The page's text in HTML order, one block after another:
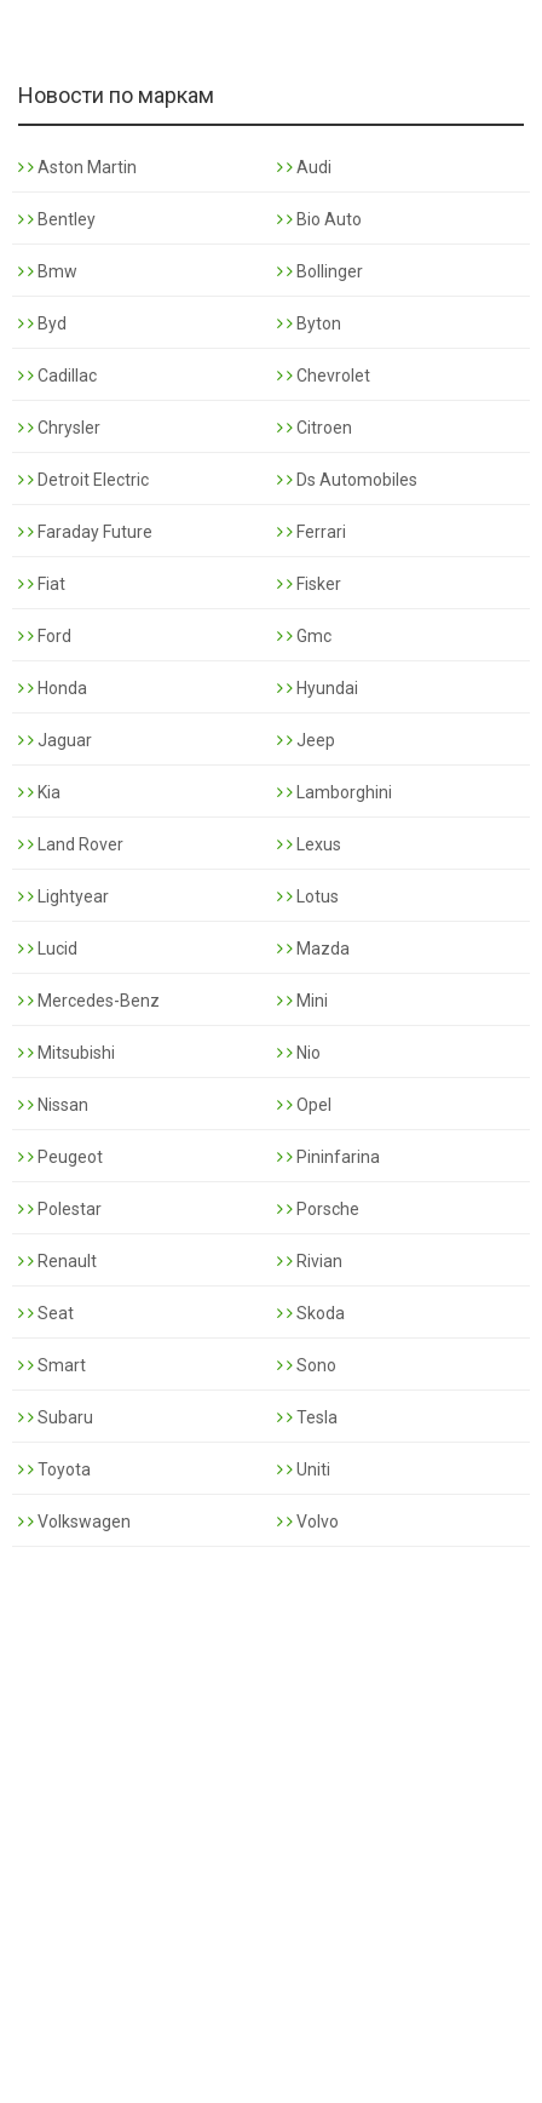
Новости по маркам
Aston Martin Audi
Bentley Bio Auto
Bmw Bollinger
Byd Byton
Cadillac Chevrolet
Chrysler Citroen
Detroit Electric Ds Automobiles
Faraday Future Ferrari
Fiat Fisker
Ford Gmc
Honda Hyundai
Jaguar Jeep
Kia Lamborghini
Land Rover Lexus
Lightyear Lotus
Lucid Mazda
Mercedes-Benz Mini
Mitsubishi Nio
Nissan Opel
Peugeot Pininfarina
Polestar Porsche
Renault Rivian
Seat Skoda
Smart Sono
Subaru Tesla
Toyota Uniti
Volkswagen Volvo